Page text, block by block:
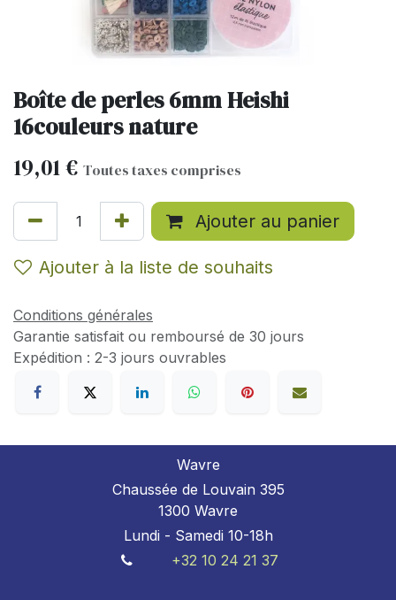
Boîte de perles 6mm Heishi
16couleurs nature
19,01€ Toutes taxes comprises
Ajouter au panier
Ajouter à la liste de souhaits
Conditions générales
Garantie satisfait ou remboursé de 30 jours
Expédition : 2-3 jours ouvrables
Wavre
Chaussée de Louvain 395
1300 Wavre
Lundi - Samedi 10-18h
+32 10 24 21 37